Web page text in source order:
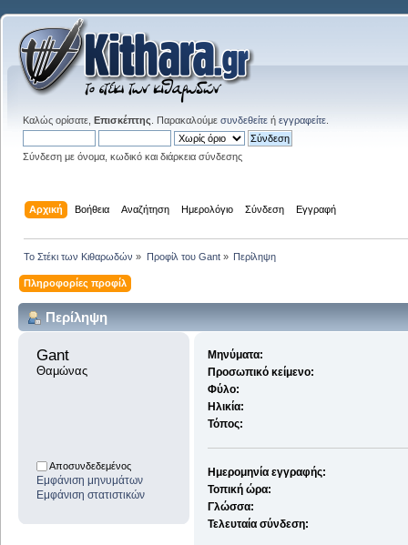
Καλώς ορίσατε, Επισκέπτης . Παρακαλούμε συνδεθείτε ή εγγραφείτε
Σύνδεση με όνομα, κωδικό και διάρκεια σύνδεσης
Αρχική Βοήθεια Αναζήτηση Ημερολόγιο Σύνδεση Εγγραφή
Το Στέκι των Κιθαρωδών » Προφίλ του Gant» Περίληψη
Πληροφορίες προφίλ
Περίληψη
Gant
Θαμώνας
Αποσυνδεδεμένος
Εμφάνιση μηνυμάτων
Εμφάνιση στατιστικών
Μηνύματα:
Προσωπικό κείμενο:
Φύλο:
Ηλικία:
Τόπος:
Ημερομηνία εγγραφής:
Τοπική ώρα:
Γλώσσα:
Τελευταία σύνδεση: